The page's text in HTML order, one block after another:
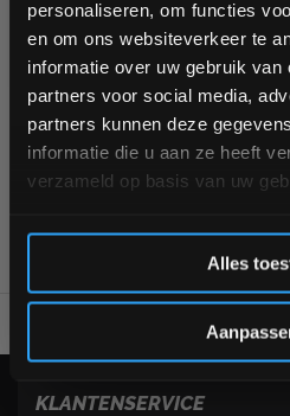
personaliseren, om functies
en om ons websiteverkeer te
informatie over uw gebruik van
partners voor social media,
partners kunnen deze
informatie die u aan ze heeft
verzameld op basis van uw
Alles
€499,00
Vergelijk
1
Voor 95% direct uit voorraad
KLANTENSERVICE
Schrijf je in voor onze
blijven over onze nieuwe
interessante info. Ontvang 5%
*Verzendkosten vallen